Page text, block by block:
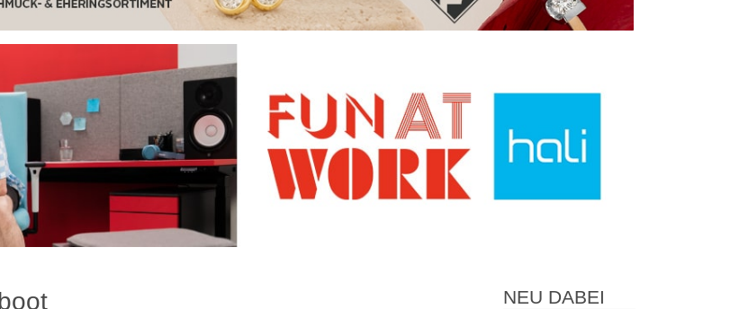
NEU DABEI